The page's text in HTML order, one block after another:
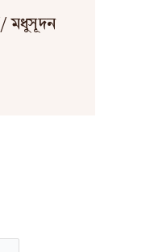
মধুসূদন